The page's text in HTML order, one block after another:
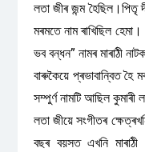
লতা জীৰ জন্ম হৈছিল।পিতৃ
মৰমতে নাম ৰাখিছিল
ভব বন্ধন” নামৰ মাৰাঠী
বাৰুকৈয়ে প্ৰভাবান্বিত হৈ
সম্পুৰ্ণ নামটি আছিল কুমাৰী
লতা জীয়ে সংগীতৰ
বছৰ বয়সত এখনি মাৰাঠী